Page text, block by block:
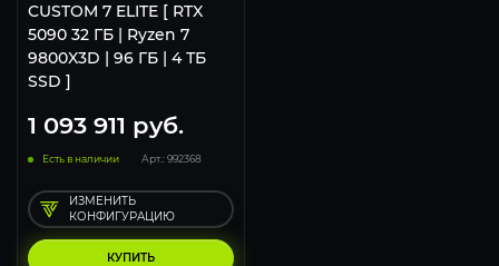
CUSTOM 7 ELITE [ RTX
5090 32 ГБ | Ryzen 7
9800X3D | 96 ГБ | 4 ТБ
SSD ]
1 093 911 руб.
Есть в наличии Арт.: 992368
КУПИТЬ
ИЗМЕНИТЬ
КОНФИГУРАЦИЮ